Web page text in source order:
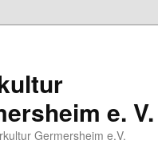
e. V.
Germersheim e.V.